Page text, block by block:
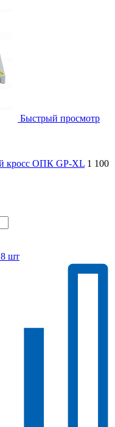
Быстрый просмотр
кросс ОПК GP-XL 1 100
8 шт